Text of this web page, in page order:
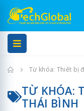
Trang chủTừ khóa: Thiết bị
TỪ KHÓA:
THÁI BÌNH